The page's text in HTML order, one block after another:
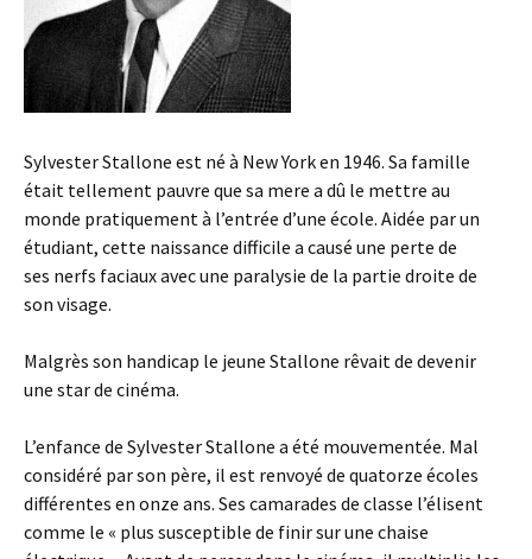
Sylvester Stallone est né à New York en 1946. Sa famille
était tellement pauvre que sa mere a dû le mettre au
monde pratiquement à l’entrée d’une école. Aidée par un
étudiant, cette naissance difficile a causé une perte de
ses nerfs faciaux avec une paralysie de la partie droite de
son visage.
Malgrès son handicap le jeune Stallone rêvait de devenir
une star de cinéma.
L’enfance de Sylvester Stallone a été mouvementée. Mal
considéré par son père, il est renvoyé de quatorze écoles
différentes en onze ans. Ses camarades de classe l’élisent
comme le « plus susceptible de finir sur une chaise